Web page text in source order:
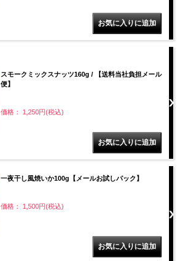
スモークミックスナッツ160g / 【送料当社負担メール
便】
価格： 1,250円(税込)
一夜干し風焼いか100g【メールお試しパック】
価格： 1,500円(税込)